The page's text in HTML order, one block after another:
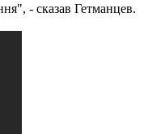
- сказав Гетманцев.